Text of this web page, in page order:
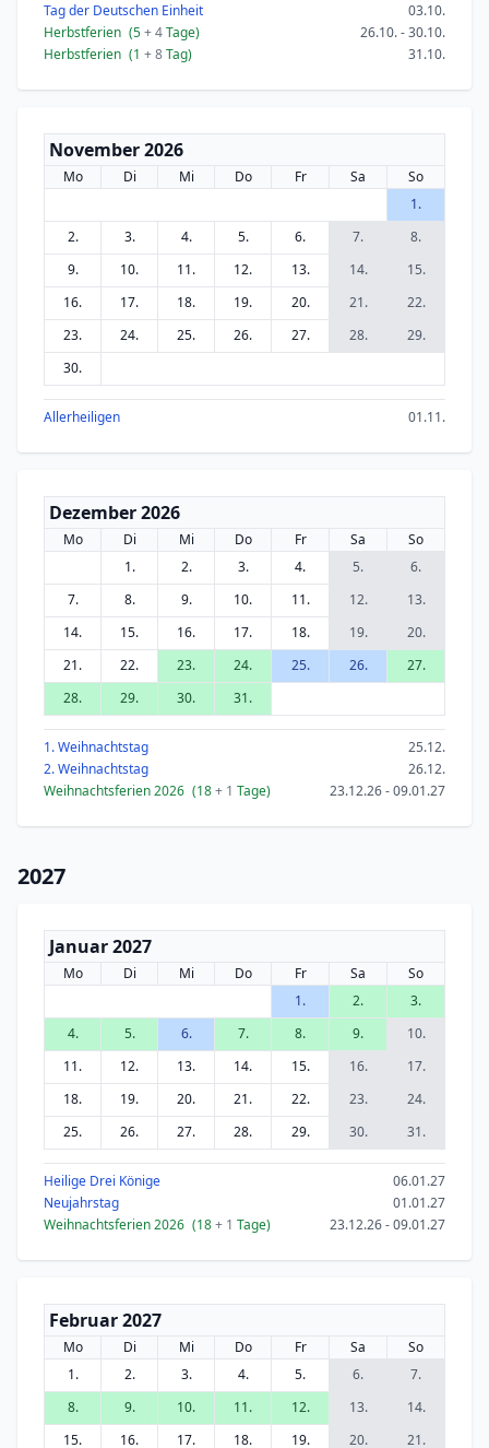
Tag der Deutschen Einheit
03.10.
Herbstferien (5+ 4Tage)
26.10. - 30.10.
Herbstferien (1 + 8Tag) 31.10.
November 2026
Mo Di Mi Do Fr Sa
So
1.
2.
3. 4. 5. 6. 7.
8.
9.
10. 11. 12. 13. 14.
15.
16.
17. 18. 19. 20. 21.
22.
23.
24. 25. 26. 27. 28.
29.
30.
Allerheiligen 01.11.
Dezember 2026
Mo Di Mi Do Fr Sa
So
1.
2. 3. 4. 5.
6.
7.
8. 9. 10. 11. 12.
13.
14.
15. 16. 17. 18. 19.
20.
21.
22. 23. 24. 25. 26.
27.
28.
29. 30. 31.
1. Weihnachtstag
25.12.
2. Weihnachtstag
26.12.
Weihnachtsferien 2026 (18+ 1 Tage) 23.12.26 - 09.01.27
2027
Januar 2027
Mo Di Mi Do Fr Sa
So
1.
2.
3.
4.
5. 6. 7. 8. 9.
10.
11.
12. 13. 14. 15. 16.
17.
18.
19. 20. 21. 22. 23.
24.
25.
26. 27. 28. 29. 30. 31.
Heilige Drei Könige
06.01.27
Neujahrstag
01.01.27
Weihnachtsferien 2026 (18+ 1 Tage) 23.12.26 - 09.01.27
Februar 2027
Mo Di Mi Do Fr Sa
So
1.
2. 3. 4. 5. 6.
7.
8.
9. 10. 11. 12. 13.
14.
15.
16. 17. 18. 19. 20.
21.